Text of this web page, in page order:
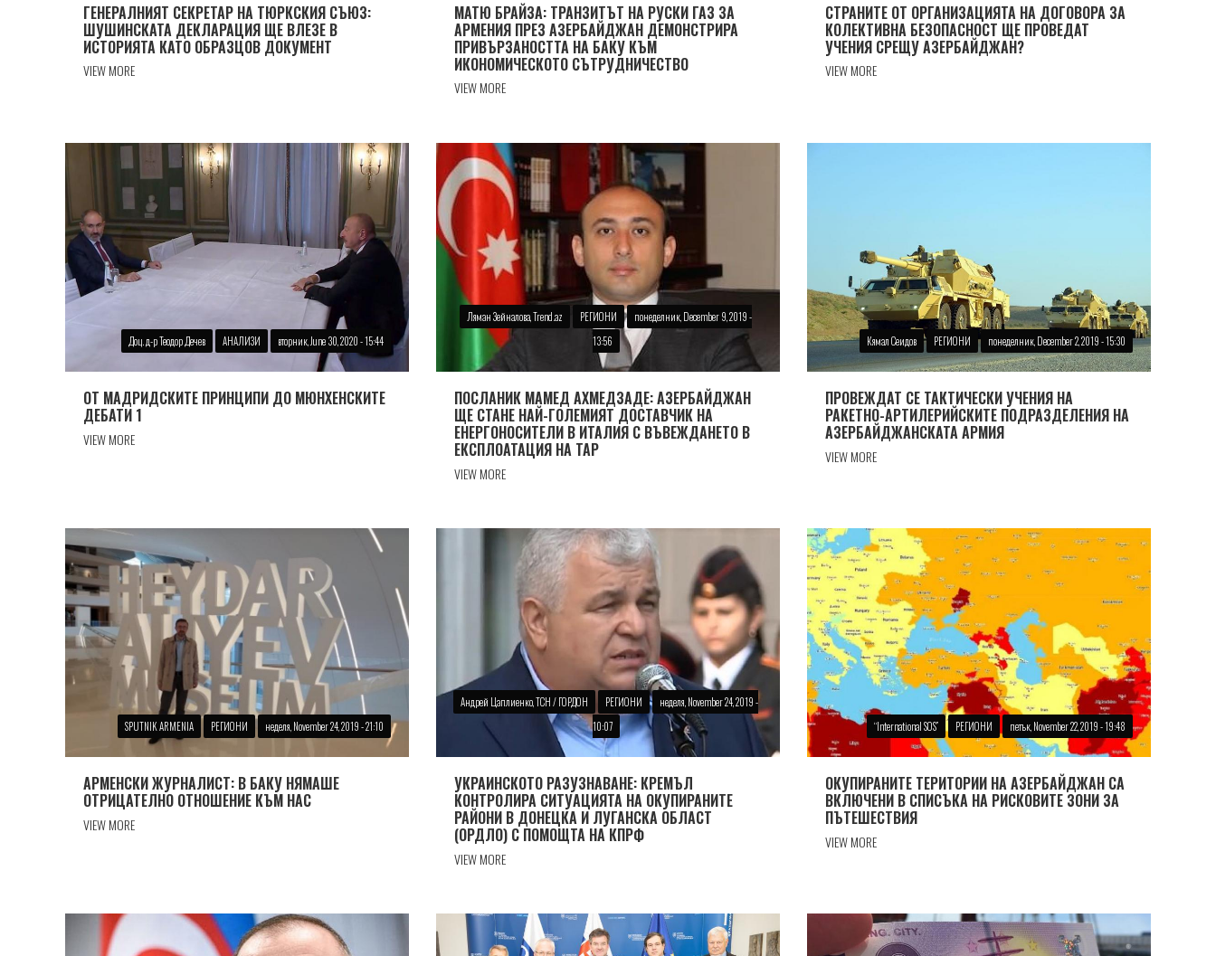
ГЕНЕРАЛНИЯТ СЕКРЕТАР НА ТЮРКСКИЯ СЪЮЗ:
ШУШИНСКАТА ДЕКЛАРАЦИЯ ЩЕ ВЛЕЗЕ В
ИСТОРИЯТА КАТО ОБРАЗЦОВ ДОКУМЕНТ
VIEW MORE
МАТЮ БРАЙЗА: ТРАНЗИТЪТ НА РУСКИ ГАЗ ЗА
АРМЕНИЯ ПРЕЗ АЗЕРБАЙДЖАН ДЕМОНСТРИРА
ПРИВЪРЗАНОСТТА НА БАКУ КЪМ
ИКОНОМИЧЕСКОТО СЪТРУДНИЧЕСТВО
VIEW MORE
СТРАНИТЕ ОТ ОРГАНИЗАЦИЯТА НА ДОГОВОРА ЗА
КОЛЕКТИВНА БЕЗОПАСНОСТ ЩЕ ПРОВЕДАТ
УЧЕНИЯ СРЕЩУ АЗЕРБАЙДЖАН?
VIEW MORE
Доц. д-р Теодор Дечев АНАЛИЗИ вторник, June 30, 2020 - 15:44
ОТ МАДРИДСКИТЕ ПРИНЦИПИ ДО МЮНХЕНСКИТЕ
ДЕБАТИ 1
VIEW MORE
Ляман Зейналова, Trend.az РЕГИОНИ
понеделник, December 9, 2019 -
13:56
ПОСЛАНИК МАМЕД АХМЕДЗАДЕ: АЗЕРБАЙДЖАН
ЩЕ СТАНЕ НАЙ-ГОЛЕМИЯТ ДОСТАВЧИК НА
ЕНЕРГОНОСИТЕЛИ В ИТАЛИЯ С ВЪВЕЖДАНЕТО В
ЕКСПЛОАТАЦИЯ НА TAP
VIEW MORE
Кямал Сеидов РЕГИОНИ понеделник, December 2, 2019 - 15:30
ПРОВЕЖДАТ СЕ ТАКТИЧЕСКИ УЧЕНИЯ НА
РАКЕТНО-АРТИЛЕРИЙСКИТЕ ПОДРАЗДЕЛЕНИЯ НА
АЗЕРБАЙДЖАНСКАТА АРМИЯ
VIEW MORE
SPUTNIK ARMENIA РЕГИОНИ неделя, November 24, 2019 - 21:10
АРМЕНСКИ ЖУРНАЛИСТ: В БАКУ НЯМАШЕ
ОТРИЦАТЕЛНО ОТНОШЕНИЕ КЪМ НАС
VIEW MORE
Андрей Цаплиенко, ТСН / ГОРДОН РЕГИОНИ
неделя, November 24, 2019 -
10:07
УКРАИНСКОТО РАЗУЗНАВАНЕ: КРЕМЪЛ
КОНТРОЛИРА СИТУАЦИЯТА НА ОКУПИРАНИТЕ
РАЙОНИ В ДОНЕЦКА И ЛУГАНСКА ОБЛАСТ
(ОРДЛО) С ПОМОЩТА НА КПРФ
VIEW MORE
“International SOS” РЕГИОНИ петък, November 22, 2019 - 19:48
ОКУПИРАНИТЕ ТЕРИТОРИИ НА АЗЕРБАЙДЖАН СА
ВКЛЮЧЕНИ В СПИСЪКА НА РИСКОВИТЕ ЗОНИ ЗА
ПЪТЕШЕСТВИЯ
VIEW MORE